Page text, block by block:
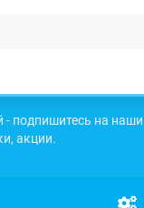
- подпишитесь на наши
акции.